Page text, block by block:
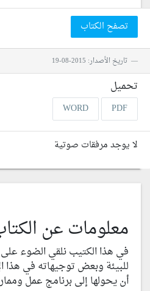
تصفح الكتاب
تاريخ الأصدار: 2015-08-19
تحميل
PDF
WORD
لا يوجد مرفقات صوتية
معلومات عن
في هذا الكتيب نلقي الضوء على
للبيئة وبعض توجيهاته في هذا
أن يحولها إلى برنامج عمل